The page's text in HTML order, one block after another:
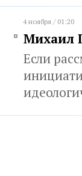
4 ноября / 01:20
Михаил
Если